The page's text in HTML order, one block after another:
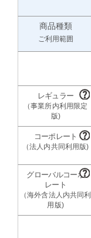
商品種類
ご利用範囲